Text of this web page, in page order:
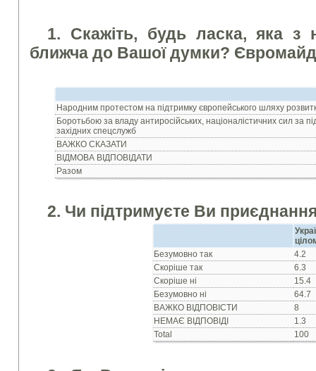
1. Скажiть, будь ласка, яка з
ближча до Вашої думки?
Народним протестом на пiдтримку європейського шляху
Боротьбою за владу антиросiйських, нацiоналiстичних сил за
західних спецслужб
ВАЖКО СКАЗАТИ
ВIДМОВА ВIДПОВIДАТИ
Разом
2. Чи пiдтримуєте Ви
Безумовно так
4.2
Скорiше так
6.3
Скорiше нi
15.4
Безумовно нi
64.7
ВАЖКО ВIДПОВIСТИ
8
НЕМАЄ ВIДПОВIДI
1.3
Total
100